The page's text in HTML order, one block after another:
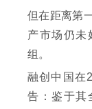
但在距离第
产市场仍未
组。
融创中国在
告：鉴于其